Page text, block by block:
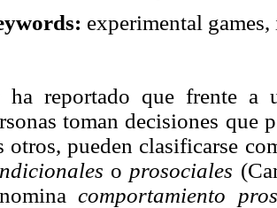
experimental
ha reportado que frente a
toman decisiones que
otros, pueden clasificarse
o prosociales
comportamiento